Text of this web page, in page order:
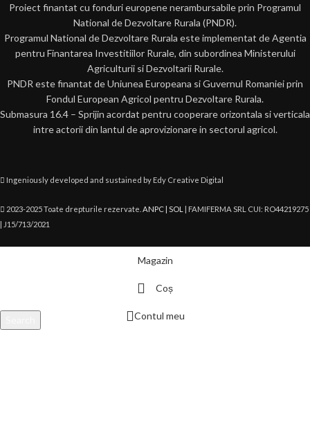
Proiect finantat cu fonduri europene nerambursabile prin Programul
National de Dezvoltare Rurala (PNDR).
Programul National de Dezvoltare Rurala este implementat de Agentia
pentru Finantarea Investitiilor Rurale, din subordinea Ministerului
Agriculturii si Dezvoltarii Rurale.
PNDR este finantat de Uniunea Europeana si Guvernul Romaniei prin
Fondul European Agricol pentru Dezvoltare Rurala.
Submasura 16.4 – Sprijin acordat pentru cooperare orizontala si verticala
intre actorii din lantul de aprovizionare in sectorul agricol.
Ingeniously developed and sustained by Edy Creative Digital
2023-2025 Toate drepturile rezervate. ANPC | SOL | FAMIFERMA SRL CUI: RO44219275
| J15/713/2021
Magazin
Coș
Contul meu